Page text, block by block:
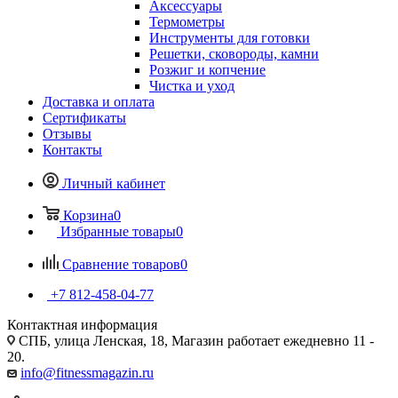
Аксессуары
Термометры
Инструменты для готовки
Решетки, сковороды, камни
Розжиг и копчение
Чистка и уход
Доставка и оплата
Сертификаты
Отзывы
Контакты
Личный кабинет
Корзина0
Избранные товары0
Сравнение товаров0
+7 812-458-04-77
Контактная информация
СПБ, улица Ленская, 18, Магазин работает ежедневно 11 -
20.
info@fitnessmagazin.ru